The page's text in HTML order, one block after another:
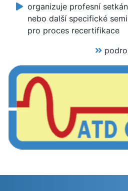
organizuje profesní
nebo další specifické
pro proces recertifikace